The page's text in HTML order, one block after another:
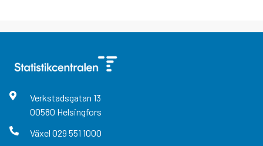
Verkstadsgatan 13
00580 Helsingfors
Växel 029 551 1000